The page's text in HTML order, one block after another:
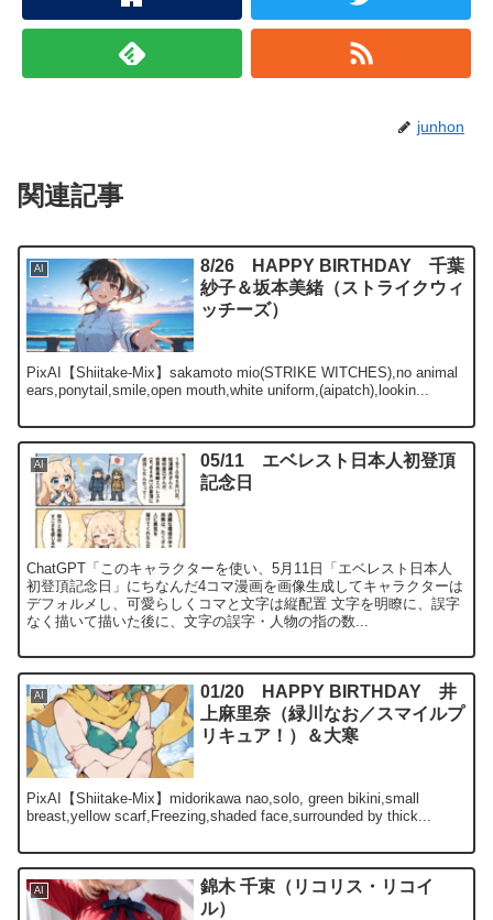
junhon
関連記事
AI
8/26 HAPPY BIRTHDAY 千葉
紗子＆坂本美緒（ストライクウィ
ッチーズ）
PixAI【Shiitake-Mix】sakamoto mio(STRIKE WITCHES),no animal
ears,ponytail,smile,open mouth,white uniform,(aipatch),lookin...
AI
05/11 エベレスト日本人初登頂
記念日
ChatGPT「このキャラクターを使い、5月11日「エベレスト日本人
初登頂記念日」にちなんだ4コマ漫画を画像生成してキャラクターは
デフォルメし、可愛らしくコマと文字は縦配置 文字を明瞭に、誤字
なく描いて描いた後に、文字の誤字・人物の指の数...
AI
01/20 HAPPY BIRTHDAY 井
上麻里奈（緑川なお／スマイルプ
リキュア！）＆大寒
PixAI【Shiitake-Mix】midorikawa nao,solo, green bikini,small
breast,yellow scarf,Freezing,shaded face,surrounded by thick...
AI
錦木 千束（リコリス・リコイ
ル）